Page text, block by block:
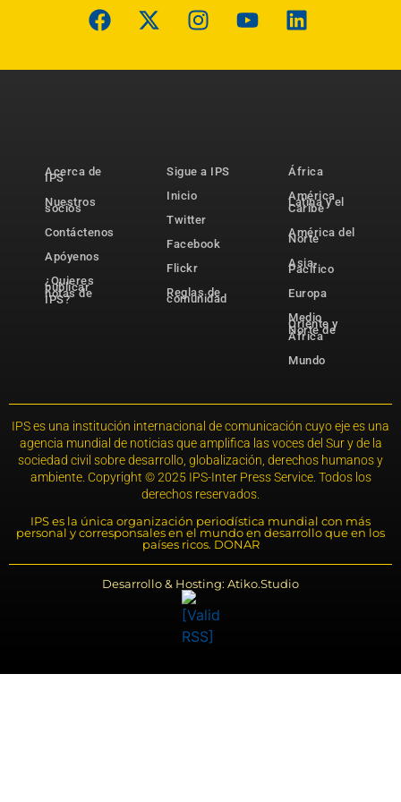
Acerca de
IPS
Nuestros
socios
Contáctenos
Apóyenos
¿Quieres
publicar
notas de
IPS?
Sigue a IPS
Inicio
Twitter
Facebook
Flickr
Reglas de
comunidad
África
América
Latina y el
Caribe
América del
Norte
Asia-
Pacífico
Europa
Medio
Oriente y
Norte de
África
Mundo
IPS es una institución internacional de comunicación cuyo eje es una
agencia mundial de noticias que amplifica las voces del Sur y de la
sociedad civil sobre desarrollo, globalización, derechos humanos y
ambiente. Copyright © 2025 IPS-Inter Press Service. Todos los
derechos reservados.
IPS es la única organización periodística mundial con más
personal y corresponsales en el mundo en desarrollo que en los
países ricos. DONAR
Desarrollo & Hosting: Atiko.Studio